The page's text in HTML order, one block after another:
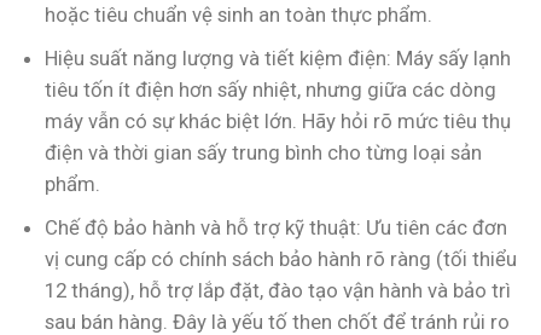
hoặc tiêu chuẩn vệ sinh an toàn thực phẩm.
Hiệu suất năng lượng và tiết kiệm điện: Máy sấy lạnh
tiêu tốn ít điện hơn sấy nhiệt, nhưng giữa các dòng
máy vẫn có sự khác biệt lớn. Hãy hỏi rõ mức tiêu thụ
điện và thời gian sấy trung bình cho từng loại sản
phẩm.
Chế độ bảo hành và hỗ trợ kỹ thuật: Ưu tiên các đơn
vị cung cấp có chính sách bảo hành rõ ràng (tối thiểu
12 tháng), hỗ trợ lắp đặt, đào tạo vận hành và bảo trì
sau bán hàng. Đây là yếu tố then chốt để tránh rủi ro